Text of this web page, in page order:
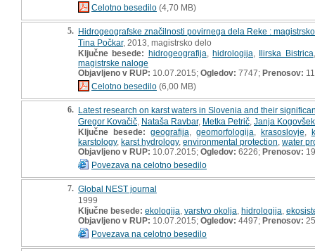
Celotno besedilo (4,70 MB)
5. Hidrogeografske značilnosti povirnega dela Reke :
Tina Počkar, 2013, magistrsko delo
Ključne besede: hidrogeografija ,hidrologija Ilirska Bistrica
magistrske naloge
Objavljeno v RUP: 10.07.2015; Ogledov: 7747; Prenosov:
Celotno besedilo (6,00 MB)
6. Latest research on karst waters in Slovenia and their
Gregor Kovačič Nataša Ravbar, Metka Petrič Janja Kogovšek
Ključne besede: geografija geomorfologija krasoslovje
karstology, karst hydrology, environmental protection water
Objavljeno v RUP: 10.07.2015; Ogledov: 6226; Prenosov: 19
Povezava na celotno besedilo
7. Global NEST journal
1999
Ključne besede: ekologija varstvo okolja hidrologija
Objavljeno v RUP: 10.07.2015; Ogledov: 4497; Prenosov: 25
Povezava na celotno besedilo